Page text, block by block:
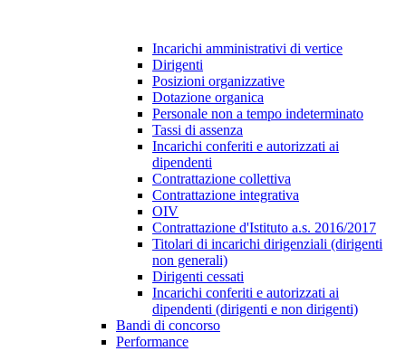
Incarichi amministrativi di vertice
Dirigenti
Posizioni organizzative
Dotazione organica
Personale non a tempo indeterminato
Tassi di assenza
Incarichi conferiti e autorizzati ai
dipendenti
Contrattazione collettiva
Contrattazione integrativa
OIV
Contrattazione d'Istituto a.s. 2016/2017
Titolari di incarichi dirigenziali (dirigenti
non generali)
Dirigenti cessati
Incarichi conferiti e autorizzati ai
dipendenti (dirigenti e non dirigenti)
Bandi di concorso
Performance